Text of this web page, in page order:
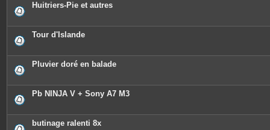
Huitriers-Pie et autres
Tour d'Islande
Pluvier doré en balade
Pb NINJA V + Sony A7 M3
butinage ralenti 8x